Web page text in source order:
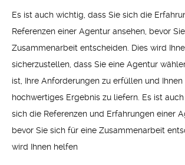
Es ist auch wichtig, dass Sie sich die
Referenzen einer Agentur ansehen, bevor
Zusammenarbeit entscheiden. Dies wird
sicherzustellen, dass Sie eine Agentur
ist, Ihre Anforderungen zu erfüllen und
hochwertiges Ergebnis zu liefern. Es ist
sich die Referenzen und Erfahrungen einer
bevor Sie sich für eine Zusammenarbeit
wird Ihnen helfen